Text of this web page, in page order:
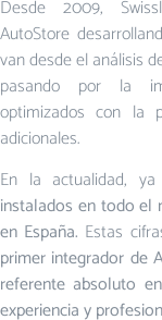
Desde 2009,
AutoStore
van desde el análisis
pasando por la
optimizados con la
adicionales.
En la actualidad,
instalados en todo el
en España. Estas
primer integrador de
referente absoluto
experiencia y